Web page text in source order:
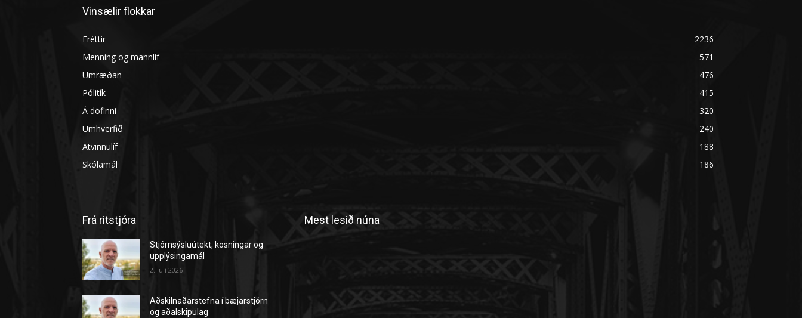
Vinsælir flokkar
Fréttir
2236
Menning og mannlíf
571
Umræðan
476
Pólitík
415
Á döfinni
320
Umhverfið
240
Atvinnulíf
188
Skólamál
186
Frá ritstjóra
Stjórnsýsluútekt, kosningar og
upplýsingamál
2. júlí 2026
Aðskilnaðarstefna í bæjarstjórn
og aðalskipulag
Mest lesið núna